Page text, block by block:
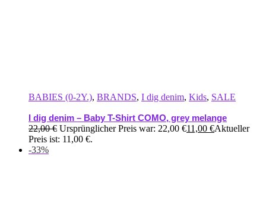
BABIES (0-2Y.), BRANDS, I dig denim, Kids, SALE
I dig denim – Baby T-Shirt COMO, grey melange
22,00€ Ursprünglicher Preis war: 22,00 €11,00 €Aktueller
Preis ist: 11,00 €.
-33%